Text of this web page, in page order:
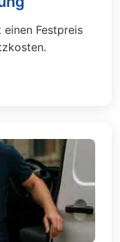
Festpreis